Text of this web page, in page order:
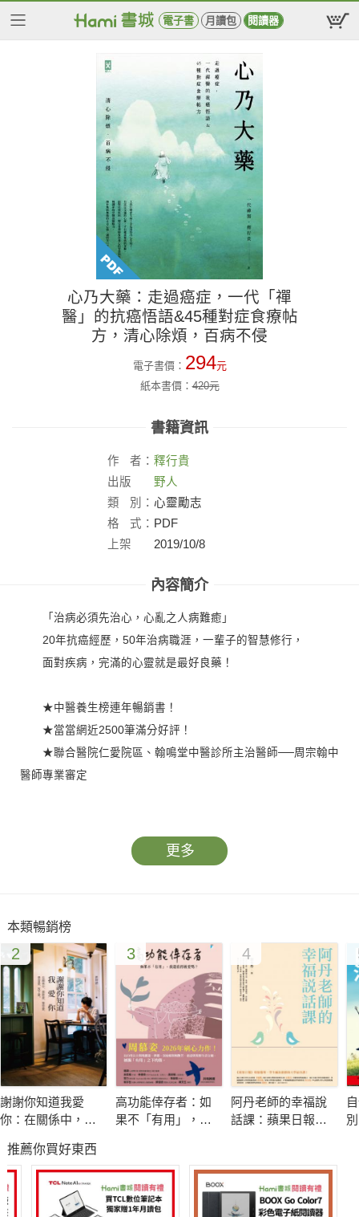
電子書 月讀包 閱讀器
心乃大藥：走過癌症，一代「禪
醫」的抗癌悟語&45種對症食療帖
方，清心除煩，百病不侵
電子書價： 294元
紙本書價：420元
書籍資訊
作 者： 釋行貴
出版
社：
野人
類
別： 心靈勵志
格
式： PDF
上架
2019/10/8
內容簡介
「治病必須先治心，心亂之人病難癒」
20年抗癌經歷，50年治病職涯，一輩子的智慧修行，
面對疾病，完滿的心靈就是最好良藥！
★中醫養生榜連年暢銷書！
★當當網近2500筆滿分好評！
★聯合醫院仁愛院區、翰鳴堂中醫診所主治醫師──周宗翰中
醫師專業審定
症晚期了，躺在床上不能動了，才明白，再多的外物也救不了自
己的命。」──釋行貴禪師
現代人的疾病不離「心」，
「心」亂，會影響我們疾病的復原能力。
只要「心」好，疾病可去，癌症可癒。
本書帶您瞭解「心」對人體的影響，並提供45種對症食療帖
方，
清心除煩，百病不侵，
從此常保神清氣爽、健康長壽。
──「中醫知識」與「禪學智慧」的長壽之道──
此，
一點點的情緒變化都會影響到氣血，表現在脈象上。
本書結合專業「中醫知識」與「禪學智慧」，提供無窮【無
更多
本類暢銷榜
2
謝謝你知道我愛
你：在關係中，面
習愛，放下愛
3
高功能倖存者：如
果不「有用」，我
4
阿丹老師的幸福說
話課：蘋果日報專
課，教你不當句點
王，「說」出幸福
人生！
推薦你買好東西